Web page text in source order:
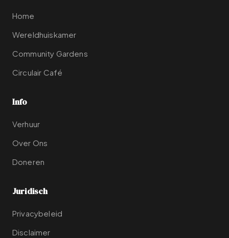
Home
Wereldhuiskamer
Community Gardens
Circulair Café
Info
Verhuur
Over Ons
Doneren
Juridisch
Privacybeleid
Disclaimer